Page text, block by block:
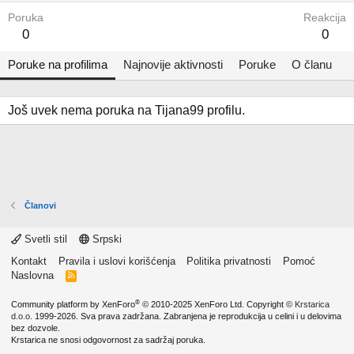
Poruka
0
Reakcija
0
Poruke na profilima Najnovije aktivnosti Poruke O članu
Još uvek nema poruka na Tijana99 profilu.
Članovi
Svetli stil
Srpski
Kontakt
Pravila i uslovi korišćenja Politika privatnosti
Pomoć
Naslovna
R
Community platform by XenForo® © 2010-2025 XenForo Ltd. Copyright © Krstarica
d.o.o. 1999-2026. Sva prava zadržana. Zabranjena je reprodukcija u celini i u delovima
bez dozvole.
Krstarica ne snosi odgovornost za sadržaj poruka.